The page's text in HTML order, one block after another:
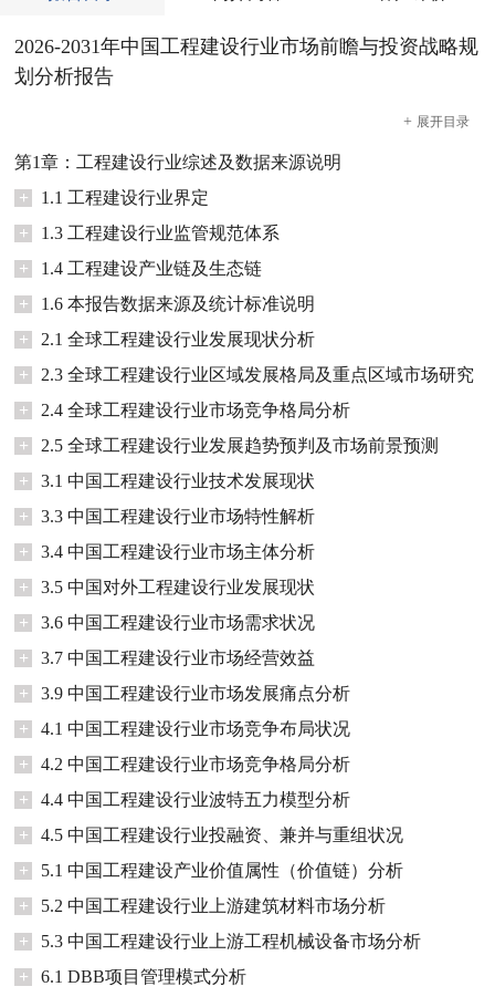
2026-2031年中国工程建设行业市场前瞻与投资战略规
划分析报告
+ 展开目录
第1章：工程建设行业综述及数据来源说明
+
1.1 工程建设行业界定
+
1.3 工程建设行业监管规范体系
+
1.4 工程建设产业链及生态链
+
1.6 本报告数据来源及统计标准说明
+
2.1 全球工程建设行业发展现状分析
+
2.3 全球工程建设行业区域发展格局及重点区域市场研究
+
2.4 全球工程建设行业市场竞争格局分析
+
2.5 全球工程建设行业发展趋势预判及市场前景预测
+
3.1 中国工程建设行业技术发展现状
+
3.3 中国工程建设行业市场特性解析
+
3.4 中国工程建设行业市场主体分析
+
3.5 中国对外工程建设行业发展现状
+
3.6 中国工程建设行业市场需求状况
+
3.7 中国工程建设行业市场经营效益
+
3.9 中国工程建设行业市场发展痛点分析
+
4.1 中国工程建设行业市场竞争布局状况
+
4.2 中国工程建设行业市场竞争格局分析
+
4.4 中国工程建设行业波特五力模型分析
+
4.5 中国工程建设行业投融资、兼并与重组状况
+
5.1 中国工程建设产业价值属性（价值链）分析
+
5.2 中国工程建设行业上游建筑材料市场分析
+
5.3 中国工程建设行业上游工程机械设备市场分析
+
6.1 DBB项目管理模式分析